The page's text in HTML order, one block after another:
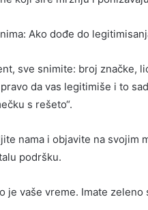
Ako dođe do
sve snimite: broj značke,
da vas legitimiše i to
s rešeto“.
nama i objavite na svojim
podršku.
je vaše vreme. Imate